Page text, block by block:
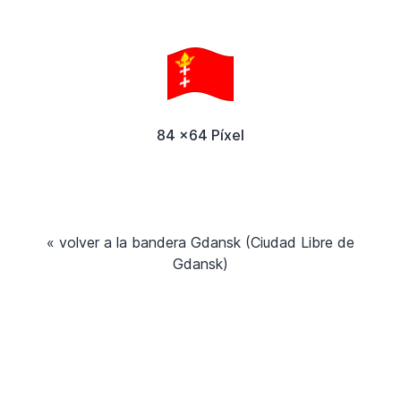
84 x64 Píxel
« volver a la bandera Gdansk (Ciudad Libre de
Gdansk)